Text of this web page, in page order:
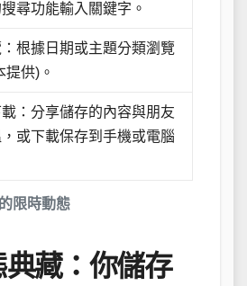
限時動態
尋功能輸入關鍵字。
根據日期或主題分類瀏覽
提供)。
：分享儲存的內容與朋友
或下載保存到手機或電腦
典藏：你儲存